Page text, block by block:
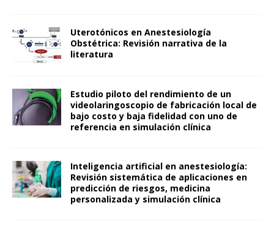
Uterotónicos en Anestesiología
Obstétrica: Revisión narrativa de la
literatura
Estudio piloto del rendimiento de un
videolaringoscopio de fabricación local de
bajo costo y baja fidelidad con uno de
referencia en simulación clínica
Inteligencia artificial en anestesiología:
Revisión sistemática de aplicaciones en
predicción de riesgos, medicina
personalizada y simulación clínica